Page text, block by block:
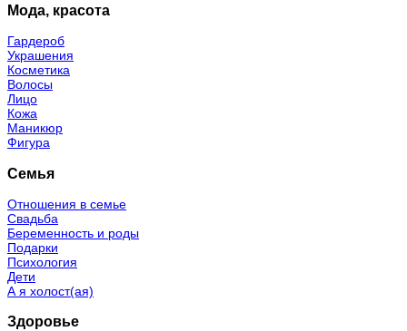
Мода, красота
Гардероб
Украшения
Косметика
Волосы
Лицо
Кожа
Маникюр
Фигура
Семья
Отношения в семье
Свадьба
Беременность и роды
Подарки
Психология
Дети
А я холост(ая)
Здоровье